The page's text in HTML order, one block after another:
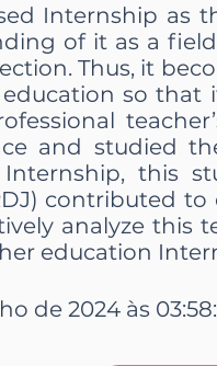
Internship as
of it as a
Thus, it
education so
and studied
this
contributed
analyze this
education
de 2024 às